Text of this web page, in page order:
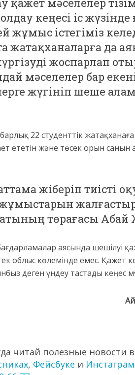
кеңесі іс жүзінде
жұмыс істегіміз
жатақханаларға да
жоспарлап
мәселелер бар
жүгініп шеше
22 студенттік
ететін және төсек орын
жіберіп тиісті
жұмыстарын
төрағасы Абай
аясында шешілуі
облыс көлемінде емес. Қажет
деген үндеу тастады кеңес
читай полезные новости
, Фейсбуке и